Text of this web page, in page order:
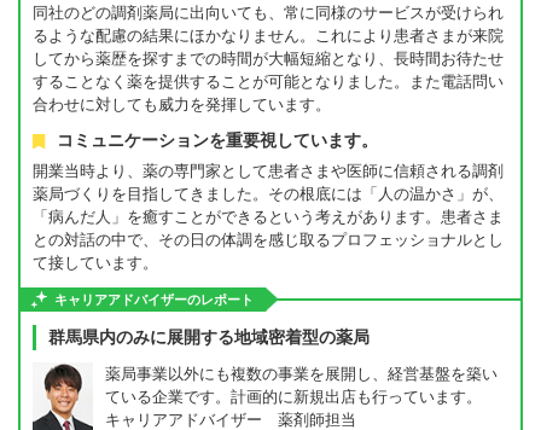
同社のどの調剤薬局に出向いても、常に同様のサービスが受けられ
るような配慮の結果にほかなりません。これにより患者さまが来院
してから薬歴を探すまでの時間が大幅短縮となり、長時間お待たせ
することなく薬を提供することが可能となりました。また電話問い
合わせに対しても威力を発揮しています。
コミュニケーションを重要視しています。
開業当時より、薬の専門家として患者さまや医師に信頼される調剤
薬局づくりを目指してきました。その根底には「人の温かさ」が、
「病んだ人」を癒すことができるという考えがあります。患者さま
との対話の中で、その日の体調を感じ取るプロフェッショナルとし
て接しています。
キャリアアドバイザーのレポート
群馬県内のみに展開する地域密着型の薬局
薬局事業以外にも複数の事業を展開し、経営基盤を築い
ている企業です。計画的に新規出店も行っています。
キャリアアドバイザー 薬剤師担当